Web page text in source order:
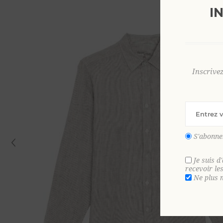
Je suis
recevoir
Ne plus